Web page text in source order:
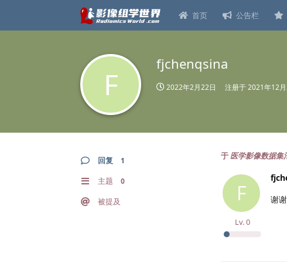
首页 公告栏
F
fjchenqsina
2022年2月22日 注册于2021年12
回复 1
主题 0
被提及
于 医学影像数据集
F
Lv.0
谢